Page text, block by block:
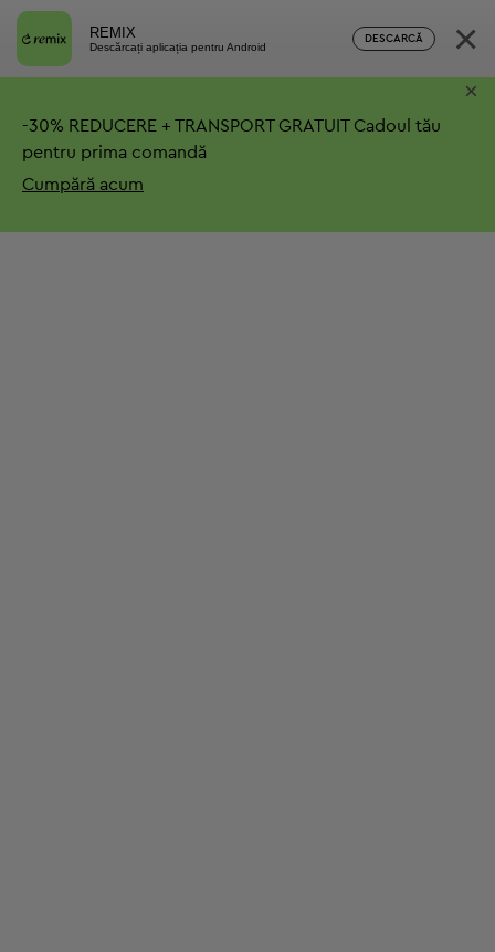
REMIX
Descărcați aplicația pentru Android
DESCARCĂ ×
-30% REDUCERE + TRANSPORT GRATUITCadoul tău
pentru prima comandă
Cumpără acum
×